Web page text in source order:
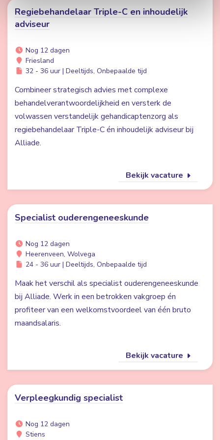
Regiebehandelaar Triple-C en inhoudelijk
adviseur
Nog 12 dagen
Friesland
32 - 36 uur | Deeltijds, Onbepaalde tijd
Combineer strategisch advies met complexe
behandelverantwoordelijkheid en versterk de
volwassen verstandelijk gehandicaptenzorg als
regiebehandelaar Triple-C én inhoudelijk adviseur bij
Alliade.
Bekijk vacature
Specialist ouderengeneeskunde
Nog 12 dagen
Heerenveen, Wolvega
24 - 36 uur | Deeltijds, Onbepaalde tijd
Maak het verschil als specialist ouderengeneeskunde
bij Alliade. Werk in een betrokken vakgroep én
profiteer van een welkomstvoordeel van één bruto
maandsalaris.
Bekijk vacature
Verpleegkundig specialist
Nog 12 dagen
Stiens